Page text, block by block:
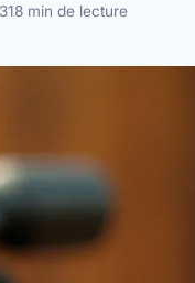
8 min de lecture